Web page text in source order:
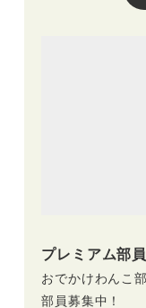
プレミアム部
おでかけわんこ
部員募集中！